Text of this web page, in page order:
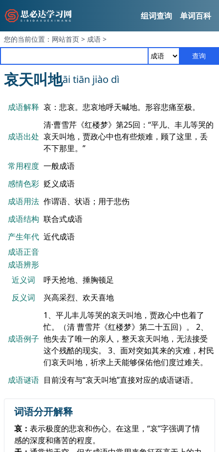
组词查询 单词百科
您的当前位置： 网站首页 > 成语 >
查询
哀天叫地āi tiān jiào dì
成语解释 哀：悲哀。悲哀地呼天喊地。形容悲痛至极。
成语出处
清·曹雪芹《红楼梦》第25回：“平儿、丰儿等哭的
哀天叫地，贾政心中也有些烦难，顾了这里，丢
不下那里。”
常用程度 一般成语
感情色彩 贬义成语
成语用法 作谓语、状语；用于悲伤
成语结构 联合式成语
产生年代 近代成语
成语正音
成语辨形
近义词
呼天抢地、捶胸顿足
反义词
兴高采烈、欢天喜地
成语例子
1、平儿丰儿等哭的哀天叫地，贾政心中也着了
忙。（清 曹雪芹《红楼梦》第二十五回）。 2、
他失去了唯一的亲人，整天哀天叫地，无法接受
这个残酷的现实。 3、面对突如其来的灾难，村民
们哀天叫地，祈求上天能够保佑他们度过难关。
成语谜语 目前没有与“哀天叫地”直接对应的成语谜语。
词语分开解释
哀： 表示极度的悲哀和伤心。在这里，“哀”字强调了情
感的深度和痛苦的程度。